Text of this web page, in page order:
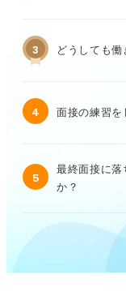
3 どうしても
4 面接の練習を
5
最終面接に落
か？